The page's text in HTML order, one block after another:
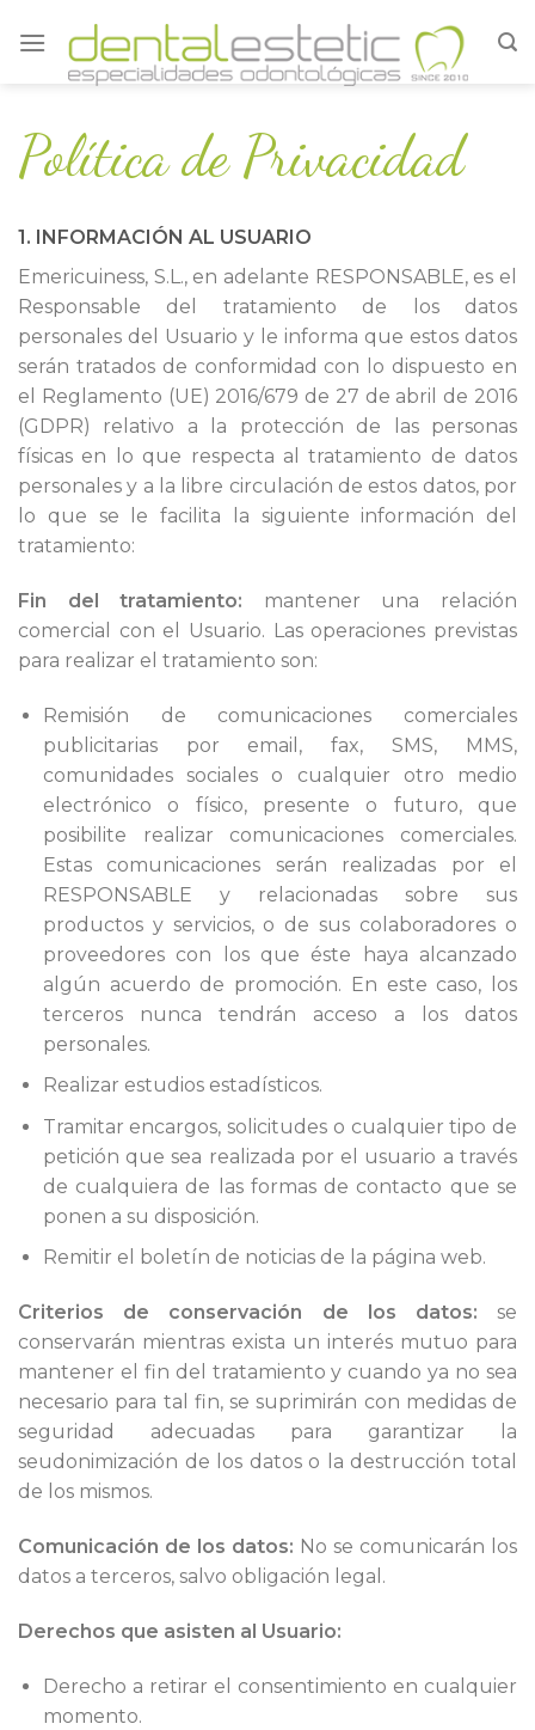
content
Política de Privacidad
1. INFORMACIÓN AL USUARIO
Emericuiness, S.L., en adelante RESPONSABLE, es el
Responsable del tratamiento de los datos
personales del Usuario y le informa que estos datos
serán tratados de conformidad con lo dispuesto en
el Reglamento (UE) 2016/679 de 27 de abril de 2016
(GDPR) relativo a la protección de las personas
físicas en lo que respecta al tratamiento de datos
personales y a la libre circulación de estos datos, por
lo que se le facilita la siguiente información del
tratamiento:
Fin del tratamiento: mantener una relación
comercial con el Usuario. Las operaciones previstas
para realizar el tratamiento son:
Remisión de comunicaciones comerciales
publicitarias por email, fax, SMS, MMS,
comunidades sociales o cualquier otro medio
electrónico o físico, presente o futuro, que
posibilite realizar comunicaciones comerciales.
Estas comunicaciones serán realizadas por el
RESPONSABLE y relacionadas sobre sus
productos y servicios, o de sus colaboradores o
proveedores con los que éste haya alcanzado
algún acuerdo de promoción. En este caso, los
terceros nunca tendrán acceso a los datos
personales.
Realizar estudios estadísticos.
Tramitar encargos, solicitudes o cualquier tipo de
petición que sea realizada por el usuario a través
de cualquiera de las formas de contacto que se
ponen a su disposición.
Remitir el boletín de noticias de la página web.
Criterios de conservación de los datos: se
conservarán mientras exista un interés mutuo para
mantener el fin del tratamiento y cuando ya no sea
necesario para tal fin, se suprimirán con medidas de
seguridad adecuadas para garantizar la
seudonimización de los datos o la destrucción total
de los mismos.
Comunicación de los datos: No se comunicarán los
datos a terceros, salvo obligación legal.
Derechos que asisten al Usuario:
Derecho a retirar el consentimiento en cualquier
momento.